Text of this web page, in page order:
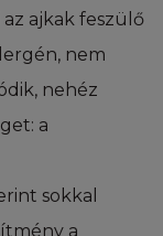
ajkak feszülő
nem
nehéz
a
sokkal
a
garanciát
weboldalai
vagy
nem vállal